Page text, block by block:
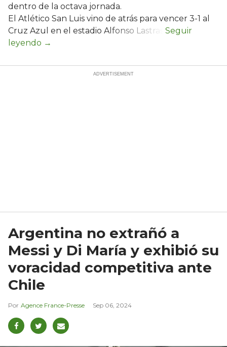
dentro de la octava jornada.
El Atlético San Luis vino de atrás para vencer 3-1 al
Cruz Azul en el estadio Alfonso Lastras.
Argentina no extrañó a
Messi y Di María y exhibió su
voracidad competitiva ante
Chile
Agence France-Presse Sep 06, 2024